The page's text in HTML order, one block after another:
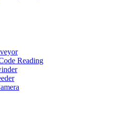
Reading